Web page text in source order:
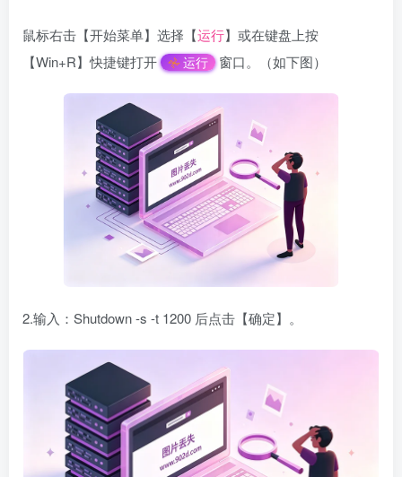
鼠标右击【开始菜单】选择【运行】或在键盘上按
【Win+R】快捷键打开
运行 窗口。（如下图）
2.输入：Shutdown -s -t 1200 后点击【确定】。